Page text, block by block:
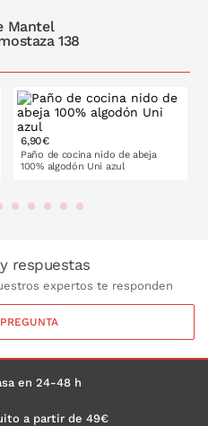
Mantel
138
6,90€
Paño de cocina nido de abeja
100% algodón Uni azul
respuestas
expertos te responden
en 24-48 h
a partir de 49€